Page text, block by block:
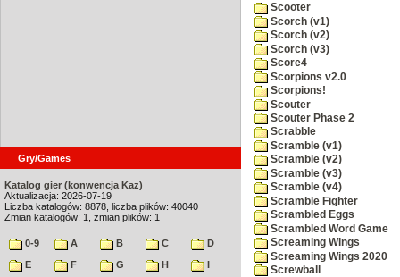
Gry/Games
Katalog gier (konwencja Kaz)
Aktualizacja: 2026-07-19
Liczba katalogów: 8878, liczba plików: 40040
Zmian katalogów: 1, zmian plików: 1
0-9 A B C
D
E
F G H
I
Scooter
Scorch (v1)
Scorch (v2)
Scorch (v3)
Score4
Scorpions v2.0
Scorpions!
Scouter
Scouter Phase 2
Scrabble
Scramble (v1)
Scramble (v2)
Scramble (v3)
Scramble (v4)
Scramble Fighter
Scrambled Eggs
Scrambled Word Game
Screaming Wings
Screaming Wings 2020
Screwball